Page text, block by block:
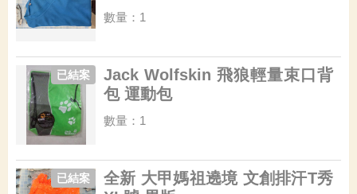
數量：1
Jack Wolfskin 飛狼輕量束口背
包 運動包
已結案
數量：1
全新 大甲媽祖遶境 文創排汗T秀
已結案